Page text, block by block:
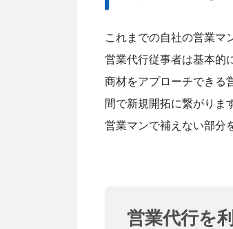
これまでの自社の営業マ
営業代行従事者は基本的
商材をアプローチできる
間で新規開拓に繋がりま
営業マンで補えない部分
営業代行を